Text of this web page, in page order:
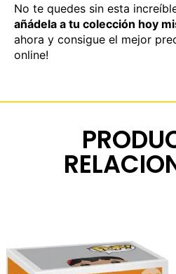
No te quedes sin esta
añádela a tu colección hoy
ahora y consigue el mejor
online!